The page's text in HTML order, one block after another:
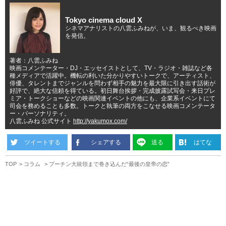
Tokyo cinema cloud X
シネマアナリストの八雲ふみねが、いま、観るべき映画
を発信。
著者：八雲ふみね
映画コメンテーター・DJ・エッセイストとして、TV・ラジオ・雑誌など各
種メディアで活躍中。機転の利いた分かりやすいトークで、アーティスト、
俳優、タレントまでジャンルを問わず相手の魅力を最大限に引き出す話術が
好評で、絶大な信頼を得ている。初日舞台挨拶・完成披露試写会・来日プレ
ミア・トークショーなどの映画関連イベントの他にも、企業系イベントにて
司会を務めることも多数。トークと執筆の両方をこなせる映画コメンテータ
ー・パーソナリティ。
八雲ふみね 公式サイト
http://yakumox.com/
ツイートする シェアする 送る はてな
TOP コラム プーチン大統領まで巻き込んだ“最後の皇帝の恋”